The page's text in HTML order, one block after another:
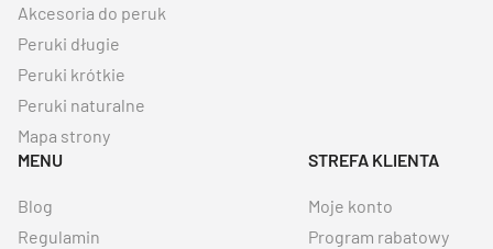
Akcesoria do peruk
Peruki długie
Peruki krótkie
Peruki naturalne
Mapa strony
MENU
Blog
Regulamin
STREFA KLIENTA
Moje konto
Program rabatowy